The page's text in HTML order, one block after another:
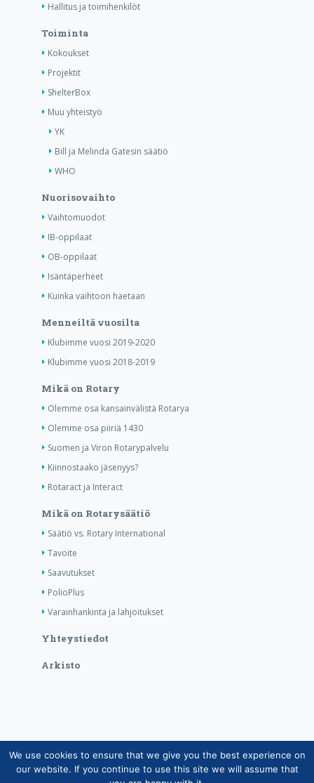
Hallitus ja toimihenkilöt
Toiminta
Kokoukset
Projektit
ShelterBox
Muu yhteistyö
YK
Bill ja Melinda Gatesin säätiö
WHO
Nuorisovaihto
Vaihtomuodot
IB-oppilaat
OB-oppilaat
Isäntäperheet
Kuinka vaihtoon haetaan
Menneiltä vuosilta
Klubimme vuosi 2019-2020
Klubimme vuosi 2018-2019
Mikä on Rotary
Olemme osa kansainvälistä Rotarya
Olemme osa piiriä 1430
Suomen ja Viron Rotarypalvelu
Kiinnostaako jäsenyys?
Rotaract ja Interact
Mikä on Rotarysäätiö
Säätiö vs. Rotary International
Tavoite
Saavutukset
PolioPlus
Varainhankinta ja lahjoitukset
Yhteystiedot
Arkisto
Copyright © Suomen Rotarypalvelu ry 2026 |
Jäsentietojärjestelmän tietosuojaseloste|Henkilötietojen
We use cookies to ensure that we give you the best experience on
our website. If you continue to use this site we will assume that